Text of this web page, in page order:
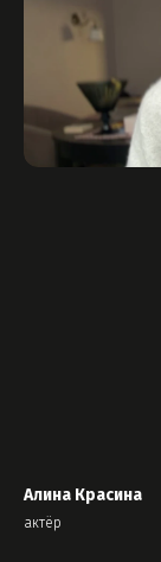
Алина Красина
актёр